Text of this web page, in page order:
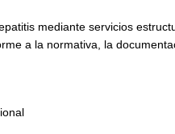
mediante servicios
a la normativa, la